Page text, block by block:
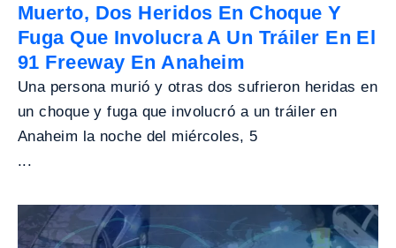
Muerto, Dos Heridos En Choque Y
Fuga Que Involucra A Un Tráiler En El
91 Freeway En Anaheim
Una persona murió y otras dos sufrieron heridas en
un choque y fuga que involucró a un tráiler en
Anaheim la noche del miércoles, 5
...